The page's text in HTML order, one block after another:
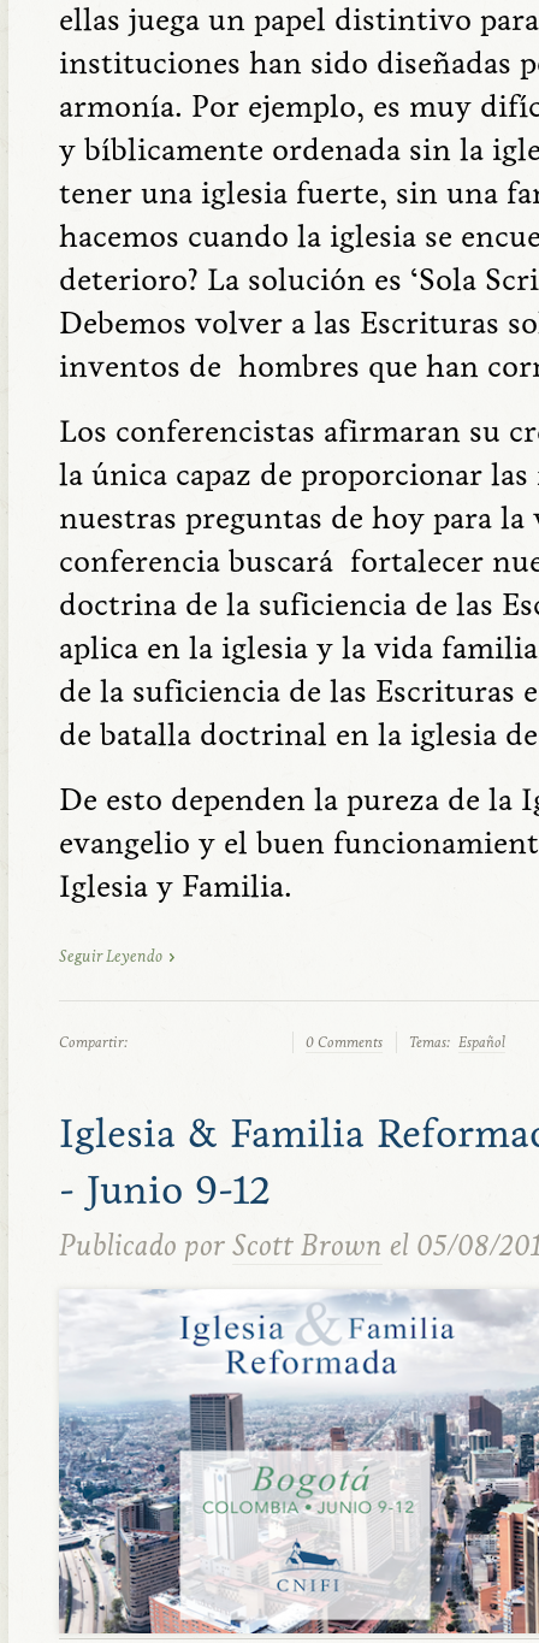
ellas juega un papel distintivo
instituciones han sido diseñadas
armonía. Por ejemplo, es muy
y bíblicamente ordenada sin la
tener una iglesia fuerte, sin una
hacemos cuando la iglesia se
deterioro? La solución es ‘Sola
Debemos volver a las Escrituras
inventos de hombres que han
Los conferencistas afirmaran su
la única capaz de proporcionar las
nuestras preguntas de hoy para
conferencia buscará fortalecer
doctrina de la suficiencia de las
aplica en la iglesia y la vida
de la suficiencia de las Escrituras
de batalla doctrinal en la iglesia
De esto dependen la pureza de la
evangelio y el buen
Iglesia y Familia.
Seguir Leyendo
Compartir: 0 Comments Temas: Español
Iglesia & Familia
- Junio 9-12
Publicado porScott Brown el 05/08/